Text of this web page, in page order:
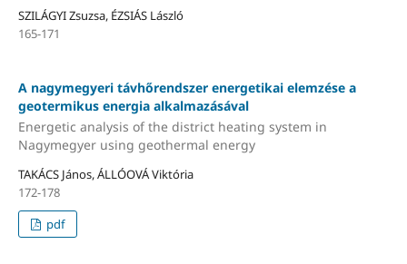
SZILÁGYI Zsuzsa, ÉZSIÁS László
165-171
A nagymegyeri távhőrendszer energetikai elemzése a
geotermikus energia alkalmazásával
Energetic analysis of the district heating system in
Nagymegyer using geothermal energy
TAKÁCS János, ÁLLÓOVÁ Viktória
172-178
pdf